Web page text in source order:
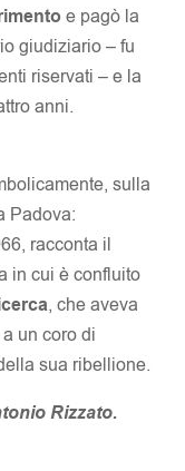
e pagò la
giudiziario – fu
riservati – e la
anni.
sulla
Padova:
racconta il
in cui è confluito
, che aveva
un coro di
sua ribellione.
Rizzato.